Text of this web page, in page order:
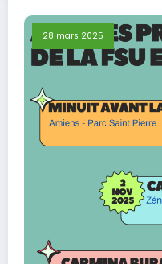
28 mars 2025